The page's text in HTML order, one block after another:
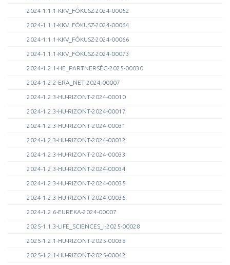
2024-1.1.1-KKV_FÓKUSZ-2024-00062
2024-1.1.1-KKV_FÓKUSZ-2024-00064
2024-1.1.1-KKV_FÓKUSZ-2024-00066
2024-1.1.1-KKV_FÓKUSZ-2024-00073
2024-1.2.1-HE_PARTNERSÉG-2025-00030
2024-1.2.2-ERA_NET-2024-00007
2024-1.2.3-HU-RIZONT-2024-00010
2024-1.2.3-HU-RIZONT-2024-00017
2024-1.2.3-HU-RIZONT-2024-00031
2024-1.2.3-HU-RIZONT-2024-00032
2024-1.2.3-HU-RIZONT-2024-00033
2024-1.2.3-HU-RIZONT-2024-00034
2024-1.2.3-HU-RIZONT-2024-00035
2024-1.2.3-HU-RIZONT-2024-00036
2024-1.2.6-EUREKA-2024-00007
2025-1.1.3-LIFE_SCIENCES_I-2025-00028
2025-1.2.1-HU-RIZONT-2025-00038
2025-1.2.1-HU-RIZONT-2025-00042